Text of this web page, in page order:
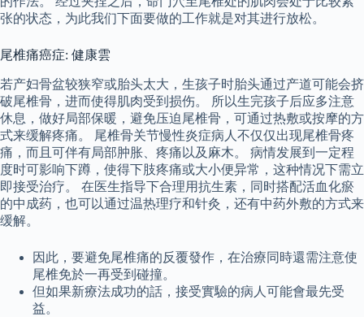
张的状态，为此我们下面要做的工作就是对其进行放松。
尾椎痛癌症: 健康雲
若产妇骨盆较狭窄或胎头太大，生孩子时胎头通过产道可能会挤
破尾椎骨，进而使得肌肉受到损伤。 所以生完孩子后应多注意
休息，做好局部保暖，避免压迫尾椎骨，可通过热敷或按摩的方
式来缓解疼痛。 尾椎骨关节慢性炎症病人不仅仅出现尾椎骨疼
痛，而且可伴有局部肿胀、疼痛以及麻木。 病情发展到一定程
度时可影响下蹲，使得下肢疼痛或大小便异常，这种情况下需立
即接受治疗。 在医生指导下合理用抗生素，同时搭配活血化瘀
的中成药，也可以通过温热理疗和针灸，还有中药外敷的方式来
缓解。
因此，要避免尾椎痛的反覆發作，在治療同時還需注意使
尾椎免於一再受到碰撞。
但如果新療法成功的話，接受實驗的病人可能會最先受
益。